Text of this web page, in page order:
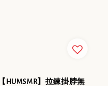
【HUMSMR】拉鍊掛脖無